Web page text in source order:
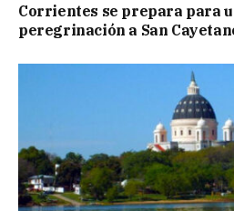
Corrientes se prepara para
peregrinación a San